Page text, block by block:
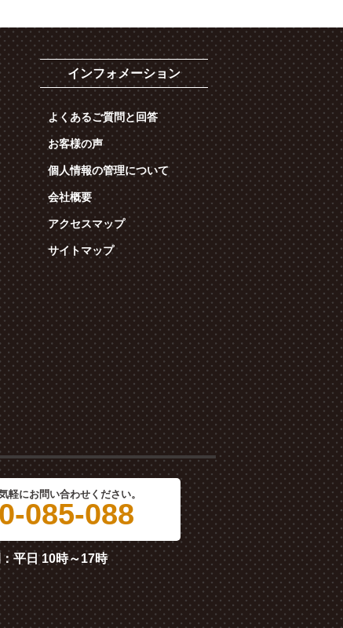
インフォメーション
よくあるご質問と回答
お客様の声
個人情報の管理について
会社概要
アクセスマップ
サイトマップ
軽にお問い合わせください。
085-088
平日 10時～17時